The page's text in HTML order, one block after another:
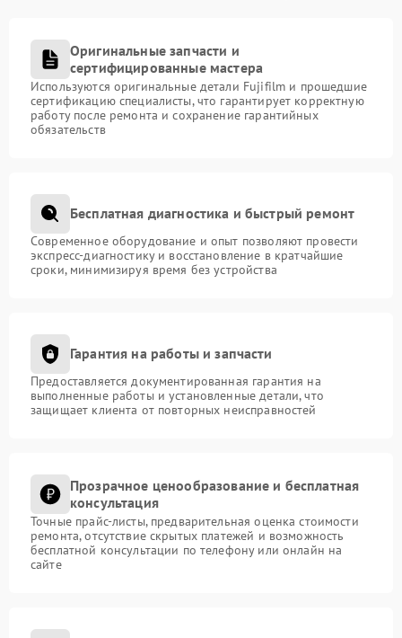
Оригинальные запчасти и
сертифицированные мастера
Используются оригинальные детали Fujifilm и прошедшие
сертификацию специалисты, что гарантирует корректную
работу после ремонта и сохранение гарантийных
обязательств
Бесплатная диагностика и быстрый ремонт
Современное оборудование и опыт позволяют провести
экспресс-диагностику и восстановление в кратчайшие
сроки, минимизируя время без устройства
Гарантия на работы и запчасти
Предоставляется документированная гарантия на
выполненные работы и установленные детали, что
защищает клиента от повторных неисправностей
Прозрачное ценообразование и бесплатная
консультация
Точные прайс-листы, предварительная оценка стоимости
ремонта, отсутствие скрытых платежей и возможность
бесплатной консультации по телефону или онлайн на
сайте